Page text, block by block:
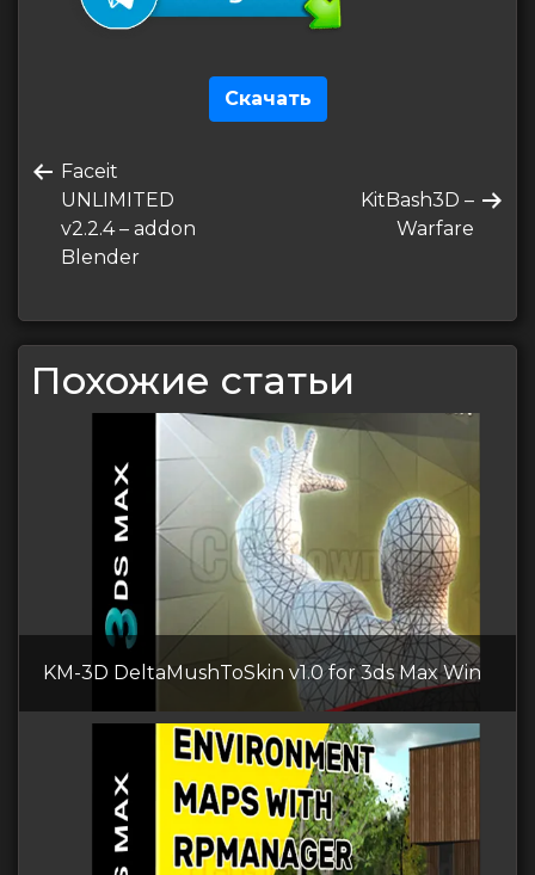
Скачать
по
записям
Предыдущая
запись
Faceit
UNLIMITED
v2.2.4 – addon
Blender
Следующая
запись
KitBash3D –
Warfare
Похожие статьи
KM-3D DeltaMushToSkin v1.0 for 3ds Max Win